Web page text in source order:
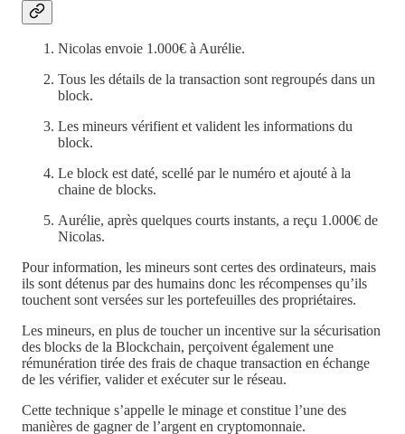
Nicolas envoie 1.000€ à Aurélie.
Tous les détails de la transaction sont regroupés dans un
block.
Les mineurs vérifient et valident les informations du
block.
Le block est daté, scellé par le numéro et ajouté à la
chaine de blocks.
Aurélie, après quelques courts instants, a reçu 1.000€ de
Nicolas.
Pour information, les mineurs sont certes des ordinateurs, mais
ils sont détenus par des humains donc les récompenses qu’ils
touchent sont versées sur les portefeuilles des propriétaires.
Les mineurs, en plus de toucher un incentive sur la sécurisation
des blocks de la Blockchain, perçoivent également une
rémunération tirée des frais de chaque transaction en échange
de les vérifier, valider et exécuter sur le réseau.
Cette technique s’appelle le minage et constitue l’une des
manières de gagner de l’argent en cryptomonnaie.